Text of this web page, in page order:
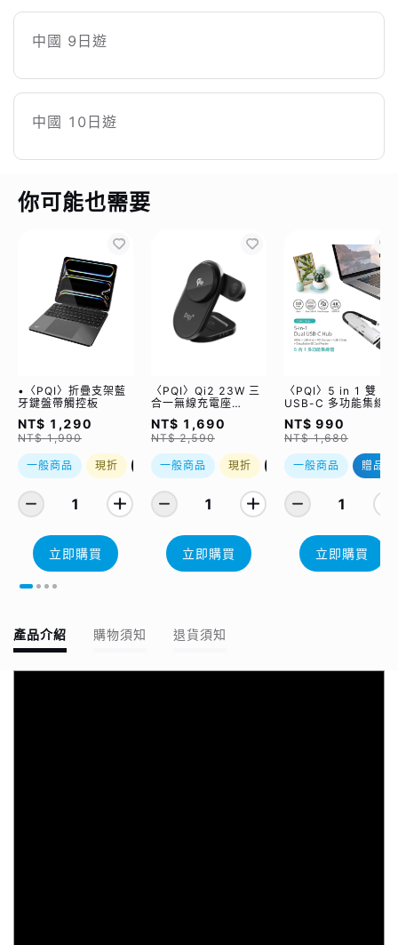
中國 9日遊
中國 10日遊
你可能也需要
•〈PQI〉折疊支架藍
牙鍵盤帶觸控板
NT$ 1,290
NT$ 1,990
一般商品 現折 優惠加購
1
立即購買
〈PQI〉Qi2 23W 三
合一無線充電座
(WCC2302)
NT$ 1,690
NT$ 2,590
一般商品 現折 優惠加購
1
立即購買
〈PQI〉5 in 1 雙
USB-C 多功能集線器
（限量加贈｜U988
class 10 Micro SD
記憶卡 64GB，附 SD
轉卡）
NT$ 990
NT$ 1,680
一般商品 贈品
1
立即購買
產品介紹 購物須知 退貨須知